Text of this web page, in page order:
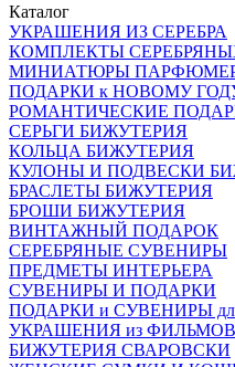
Каталог
УКРАШЕНИЯ ИЗ СЕРЕБРА
КОМПЛЕКТЫ
МИНИАТЮРЫ
ПОДАРКИ к НОВОМУ
РОМАНТИЧЕСКИЕ
СЕРЬГИ БИЖУТЕРИЯ
КОЛЬЦА БИЖУТЕРИЯ
КУЛОНЫ И ПОДВЕСКИ
БРАСЛЕТЫ БИЖУТЕРИЯ
БРОШИ БИЖУТЕРИЯ
ВИНТАЖНЫЙ ПОДАРОК
СЕРЕБРЯНЫЕ СУВЕНИРЫ
ПРЕДМЕТЫ ИНТЕРЬЕРА
СУВЕНИРЫ И ПОДАРКИ
ПОДАРКИ и СУВЕНИРЫ
УКРАШЕНИЯ из
БИЖУТЕРИЯ СВАРОВСКИ